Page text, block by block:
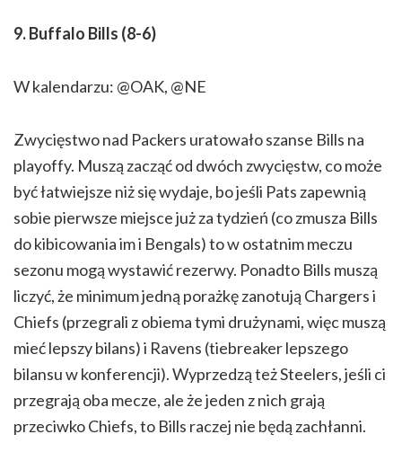
9. Buffalo Bills (8-6)
W kalendarzu: @OAK, @NE
Zwycięstwo nad Packers uratowało szanse Bills na
playoffy. Muszą zacząć od dwóch zwycięstw, co może
być łatwiejsze niż się wydaje, bo jeśli Pats zapewnią
sobie pierwsze miejsce już za tydzień (co zmusza Bills
do kibicowania im i Bengals) to w ostatnim meczu
sezonu mogą wystawić rezerwy. Ponadto Bills muszą
liczyć, że minimum jedną porażkę zanotują Chargers i
Chiefs (przegrali z obiema tymi drużynami, więc muszą
mieć lepszy bilans) i Ravens (tiebreaker lepszego
bilansu w konferencji). Wyprzedzą też Steelers, jeśli ci
przegrają oba mecze, ale że jeden z nich grają
przeciwko Chiefs, to Bills raczej nie będą zachłanni.